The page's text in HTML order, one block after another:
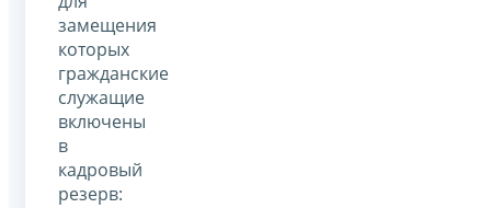
замещения
которых
гражданские
служащие
включены
в
кадровый
резерв: